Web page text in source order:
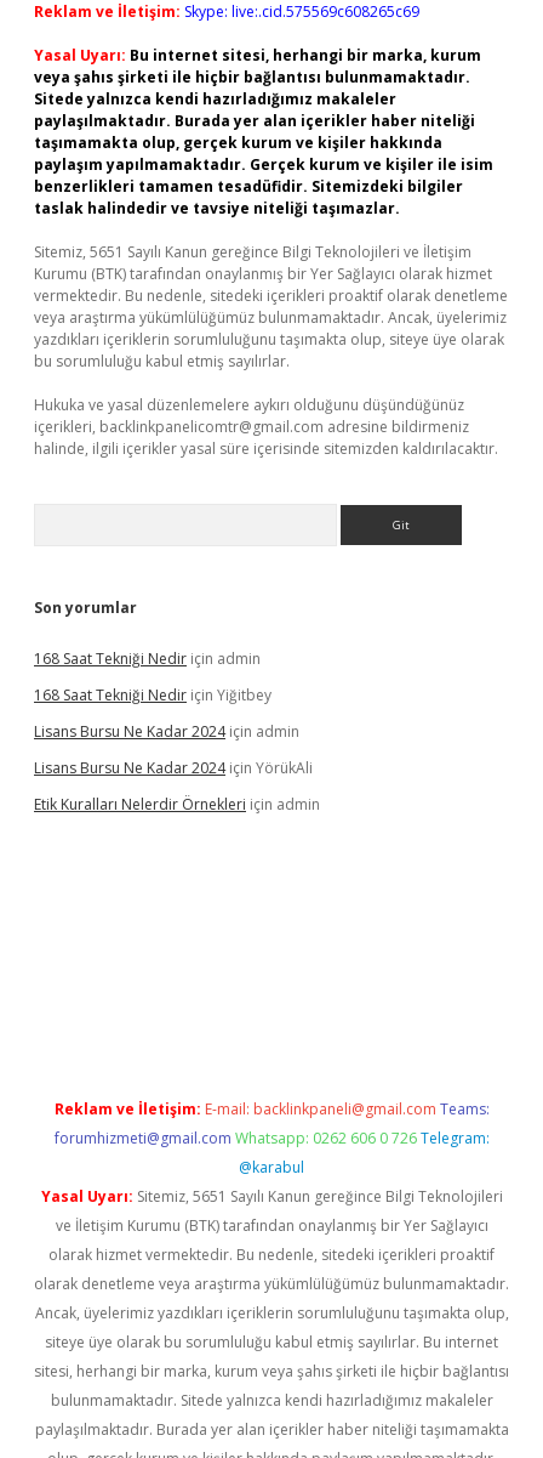
Reklam ve İletişim: Skype: live:.cid.575569c608265c69
Yasal Uyarı: Bu internet sitesi, herhangi bir marka, kurum
veya şahıs şirketi ile hiçbir bağlantısı bulunmamaktadır.
Sitede yalnızca kendi hazırladığımız makaleler
paylaşılmaktadır. Burada yer alan içerikler haber niteliği
taşımamakta olup, gerçek kurum ve kişiler hakkında
paylaşım yapılmamaktadır. Gerçek kurum ve kişiler ile isim
benzerlikleri tamamen tesadüfidir. Sitemizdeki bilgiler
taslak halindedir ve tavsiye niteliği taşımazlar.
Sitemiz, 5651 Sayılı Kanun gereğince Bilgi Teknolojileri ve İletişim
Kurumu (BTK) tarafından onaylanmış bir Yer Sağlayıcı olarak hizmet
vermektedir. Bu nedenle, sitedeki içerikleri proaktif olarak denetleme
veya araştırma yükümlülüğümüz bulunmamaktadır. Ancak, üyelerimiz
yazdıkları içeriklerin sorumluluğunu taşımakta olup, siteye üye olarak
bu sorumluluğu kabul etmiş sayılırlar.
Hukuka ve yasal düzenlemelere aykırı olduğunu düşündüğünüz
içerikleri, backlinkpanelicomtr@gmail.com adresine bildirmeniz
halinde, ilgili içerikler yasal süre içerisinde sitemizden kaldırılacaktır.
Son yorumlar
168 Saat Tekniği Nedir için admin
168 Saat Tekniği Nedir için Yiğitbey
Lisans Bursu Ne Kadar 2024için admin
Lisans Bursu Ne Kadar 2024için YörükAli
Etik Kuralları Nelerdir Örnekleri için admin
Reklam ve İletişim: E-mail: backlinkpaneli@gmail.com Teams:
forumhizmeti@gmail.com Whatsapp: 0262 606 0 726 Telegram:
@karabul
Yasal Uyarı: Sitemiz, 5651 Sayılı Kanun gereğince Bilgi Teknolojileri
ve İletişim Kurumu (BTK) tarafından onaylanmış bir Yer Sağlayıcı
olarak hizmet vermektedir. Bu nedenle, sitedeki içerikleri proaktif
olarak denetleme veya araştırma yükümlülüğümüz bulunmamaktadır.
Ancak, üyelerimiz yazdıkları içeriklerin sorumluluğunu taşımakta olup,
siteye üye olarak bu sorumluluğu kabul etmiş sayılırlar. Bu internet
sitesi, herhangi bir marka, kurum veya şahıs şirketi ile hiçbir bağlantısı
bulunmamaktadır. Sitede yalnızca kendi hazırladığımız makaleler
paylaşılmaktadır. Burada yer alan içerikler haber niteliği taşımamakta